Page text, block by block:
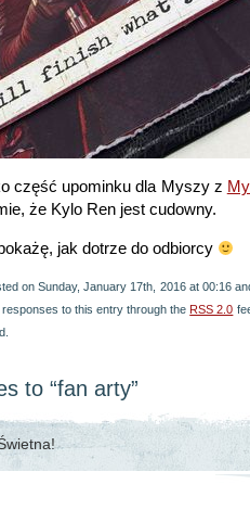
część upominku dla Myszy z
że Kylo Ren jest cudowny.
jak dotrze do odbiorcy
on Sunday, January 17th, 2016 at 00:16
to this entry through the RSS 2.0
to “fan arty”